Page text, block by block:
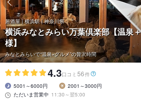
居酒屋 | 横浜駅 | 神奈川県
横浜みなとみらい万葉倶楽部【温泉
様】
みなとみらいで“温泉×グルメ”の贅沢時間
4.3口コミ 56件
5001～6000円
2001～3000円
ただいま営業中 11:30～翌5:00